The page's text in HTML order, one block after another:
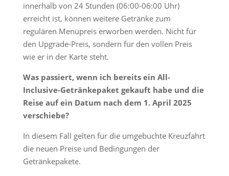
innerhalb von 24 Stunden (06:00-06:00 Uhr)
erreicht ist, können weitere Getränke zum
regulären Menüpreis erworben werden. Nicht für
den Upgrade-Preis, sondern für den vollen Preis
wie er in der Karte steht.
Was passiert, wenn ich bereits ein All-
Inclusive-Getränkepaket gekauft habe und die
Reise auf ein Datum nach dem 1. April 2025
verschiebe?
In diesem Fall gelten für die umgebuchte Kreuzfahrt
die neuen Preise und Bedingungen der
Getränkepakete.